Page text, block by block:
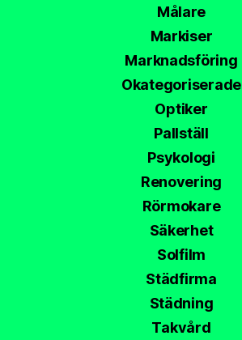
Målare
Markiser
Marknadsföring
Okategoriserade
Optiker
Pallställ
Psykologi
Renovering
Rörmokare
Säkerhet
Solfilm
Städfirma
Städning
Takvård